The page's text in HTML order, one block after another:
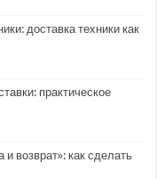
доставка техники как
практическое
возврат»: как сделать